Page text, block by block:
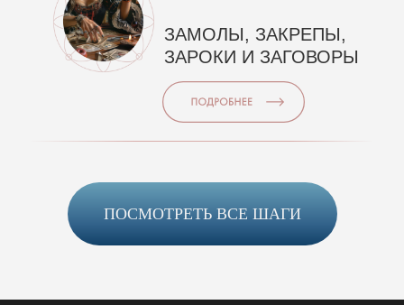
ЗАМОЛЫ, ЗАКРЕПЫ,
ЗАРОКИ И ЗАГОВОРЫ
ПОСМОТРЕТЬ ВСЕ ШАГИ